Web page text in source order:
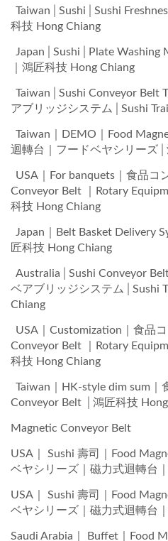
Taiwan│Sushi│Sushi
科技 Hong Chiang
Japan│Sushi│Plate
｜鴻匠科技 Hong Chiang
Taiwan│Sushi Conveyor Belt
アブリッジシステム│Sushi
Taiwan｜DEMO｜Food
迴轉台｜フードベヤシリーズ
USA｜For banquets｜食品コ
Conveyor Belt ｜Rotary
科技 Hong Chiang
Japan｜Belt Basket Delivery
匠科技 Hong Chiang
Australia│Sushi Conveyor
ベアブリッジシステム│Sushi
Chiang
USA｜Customization｜食品
Conveyor Belt ｜Rotary
科技 Hong Chiang
Taiwan｜HK-style dim sum｜
Conveyor Belt │鴻匠科技
Magnetic Conveyor Belt
USA｜ Sushi 壽司｜Food
ベヤシリーズ｜磁力式迴轉台
USA｜ Sushi 壽司｜Food
ベヤシリーズ｜磁力式迴轉台
Saudi Arabia｜ Buffet｜Food